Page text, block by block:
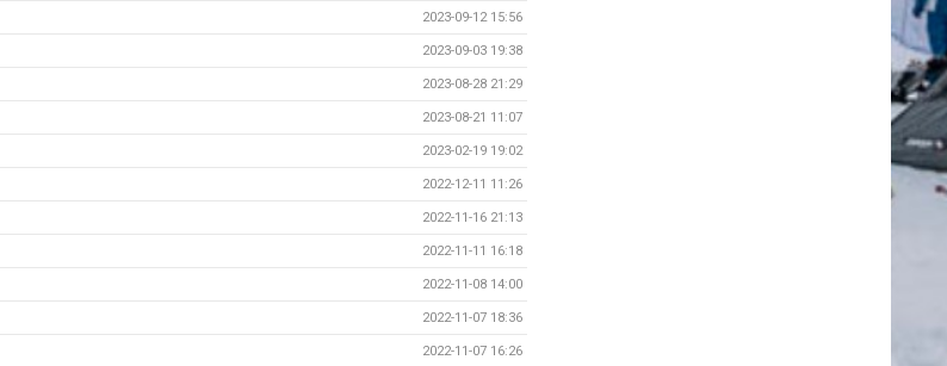
2023-09-12 15:56
2023-09-03 19:38
2023-08-28 21:29
2023-08-21 11:07
2023-02-19 19:02
2022-12-11 11:26
2022-11-16 21:13
2022-11-11 16:18
2022-11-08 14:00
2022-11-07 18:36
2022-11-07 16:26